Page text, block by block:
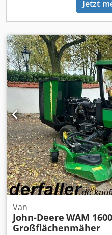
der Kaufvertrag der im
abgeschlossen wird.
Jetzt
Van
John-Deere WAM
Großflächenmäher